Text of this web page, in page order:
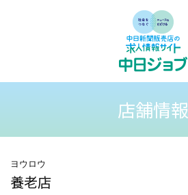
店舗情報
ヨウロウ
養老店